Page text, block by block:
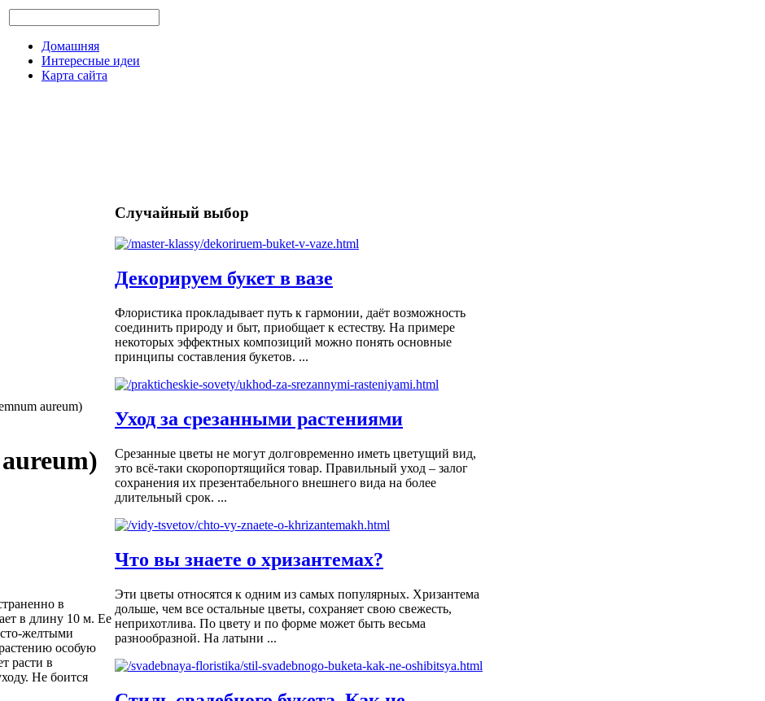
Домашняя
Интересные идеи
Карта сайта
aureum)
в
в длину 10 м. Ее
желтыми
особую
расти в
Не боится
Случайный выбор
Декорируем букет в вазе
Флористика прокладывает путь к гармонии, даёт возможность
соединить природу и быт, приобщает к естеству. На примере
некоторых эффектных композиций можно понять основные
принципы составления букетов. ...
Уход за срезанными растениями
Срезанные цветы не могут долговременно иметь цветущий вид,
это всё-таки скоропортящийся товар. Правильный уход – залог
сохранения их презентабельного внешнего вида на более
длительный срок. ...
Что вы знаете о хризантемах?
Эти цветы относятся к одним из самых популярных. Хризантема
дольше, чем все остальные цветы, сохраняет свою свежесть,
неприхотлива. По цвету и по форме может быть весьма
разнообразной. На латыни ...